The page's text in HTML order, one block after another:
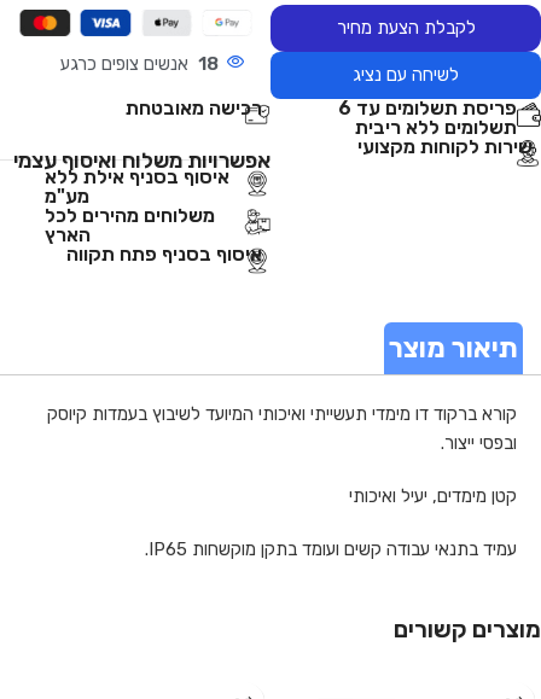
לקבלת הצעת מחיר
לשיחה עם נציג 18 אנשים צופים כרגע
פריסת תשלומים עד 6
תשלומים ללא ריבית
רכישה מאובטחת
שירות לקוחות מקצועי
אפשרויות משלוח ואיסוף עצמי
איסוף בסניף אילת ללא
מע"מ
משלוחים מהירים לכל
הארץ
איסוף בסניף פתח תקווה
תיאור מוצר
קורא ברקוד דו מימדי תעשייתי ואיכותי המיועד לשיבוץ בעמדות קיוסק
ובפסי ייצור.
קטן מימדים, יעיל ואיכותי
עמיד בתנאי עבודה קשים ועומד בתקן מוקשחות IP65.
מוצרים קשורים